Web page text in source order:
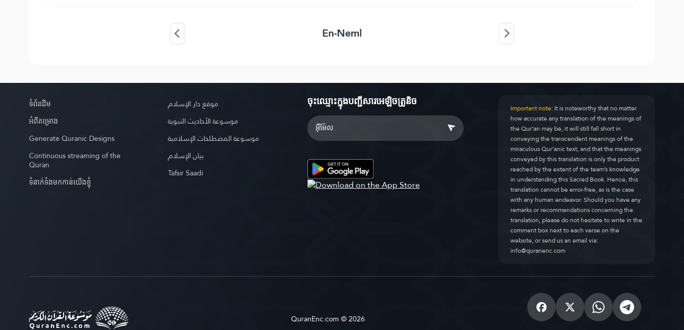
En-Neml
ទំព័រ​ដេីម
អំពី​គម្រោង
Generate Quranic Designs
Continuous streaming of the
Quran
ទំនាក់ទំងមកកាន់យើងខ្ញុំ
موقع دار الإسلام
موسوعة الأحاديث النبوية
موسوعة المصطلحات الإسلامية
بيان الإسلام
Tafsir Saadi
ចុះឈ្មោះ​ក្នុងបញ្ជីសារអេឡិចត្រូនិច Important note:It is noteworthy that no matter
how accurate any translation of the meanings of
the Qur’an may be, it will still fall short in
conveying the transcendent meanings of the
miraculous Qur’anic text, and that the meanings
conveyed by this translation is only the product
reached by the extent of the team’s knowledge
in understanding this Sacred Book. Hence, this
translation cannot be error-free, as is the case
with any human endeavor. Should you have any
remarks or recommendations concerning the
translation, please do not hesitate to write in the
comment box next to each verse on the
website, or send us an email via:
info@quranenc.com
QuranEnc.com © 2026